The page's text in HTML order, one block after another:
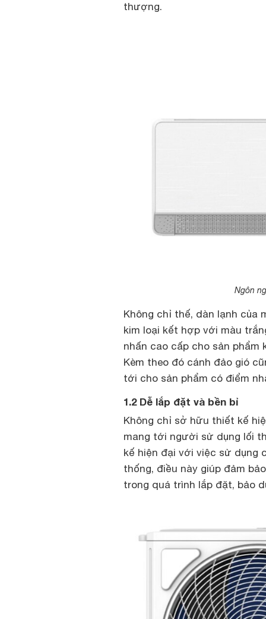
thượng.
Ngôn
Không chỉ thế, dàn lạnh của
kim loại kết hợp với màu
nhấn cao cấp cho sản phẩm
Kèm theo đó cánh đảo gió
tới cho sản phẩm có điểm
1.2 Dễ lắp đặt và bền bỉ
Không chỉ sở hữu thiết kế
mang tới người sử dụng lối
kế hiện đại với việc sử dụng
thống, điều này giúp đảm
trong quá trình lắp đặt, bảo